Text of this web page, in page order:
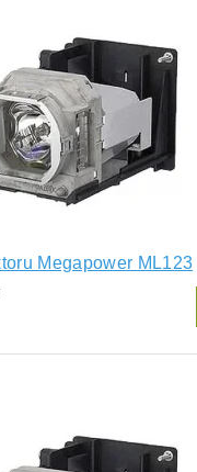
Megapower ML123